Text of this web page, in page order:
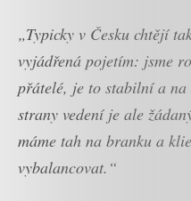
„Typicky v Česku chtějí
vyjádřená pojetím: jsme
přátelé, je to stabilní a na
strany vedení je ale
máme tah na branku a
vybalancovat.“